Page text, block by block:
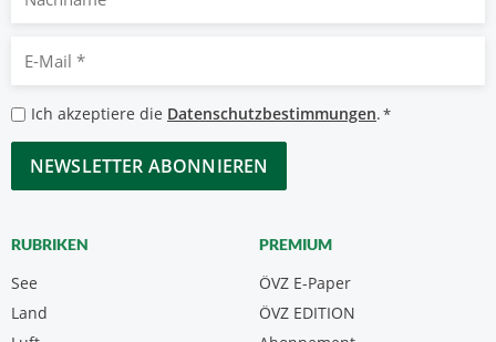
Mail
Datenschutzbestimmungen
*
Ich akzeptiere die Datenschutzbestimmungen.*
CAPTCHA
RUBRIKEN
See
Land
PREMIUM
ÖVZ E-Paper
ÖVZ EDITION